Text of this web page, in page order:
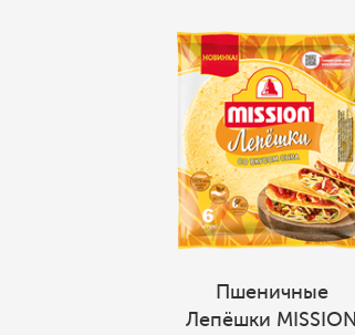
Пшеничные
Лепёшки MISSION